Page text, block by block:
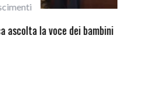
la voce dei bambini